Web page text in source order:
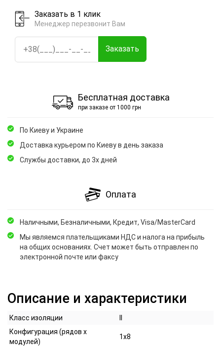
Заказать в 1 клик
Менеджер перезвонит Вам
Заказать
Бесплатная доставка
при заказе от 1000 грн
По Киеву и Украине
Доставка курьером по Киеву в день заказа
Службы доставки, до 3х дней
Оплата
Наличными, Безналичными, Кредит, Visa/MasterCard
Мы являемся плательщиками НДС и налога на прибыль
на общих основаниях. Счет может быть отправлен по
электронной почте или факсу
Описание и характеристики
Класс изоляции
Конфигурация (рядов х
модулей)
1x8